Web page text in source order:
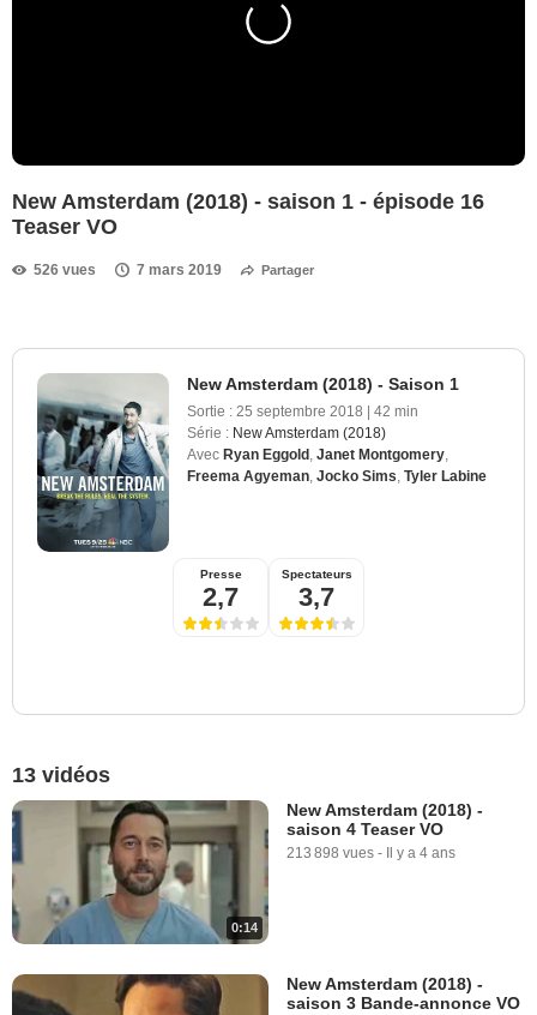
New Amsterdam (2018) - saison 1 - épisode 16
Teaser VO
526 vues 7 mars 2019 Partager
New Amsterdam (2018) - Saison 1
Sortie : 25 septembre 2018 | 42 min
Série : New Amsterdam (2018)
Avec Ryan Eggold Janet Montgomery
Freema Agyeman Jocko Sims Tyler Labine
Presse
2,7
Spectateurs
3,7
13 vidéos
0:14
New Amsterdam (2018) -
saison 4 Teaser VO
213 898 vues - Il y a 4 ans
New Amsterdam (2018) -
saison 3 Bande-annonce VO